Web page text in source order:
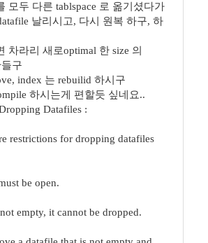
모두 다른 tablspace 로 옮기셨다가
날리시고, 다시 원복 하구, 하
차라리 새로optimal 한 size 의
구
index 는 rebuilid 하시구
하시는게 편할듯 싶네요..
Datafiles :
restrictions for dropping datafiles
be open.
empty, it cannot be dropped.